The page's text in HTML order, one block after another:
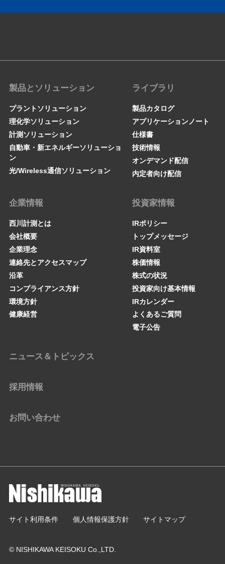
製品とソリューション
プラントソリューション
理化学ソリューション
計測ソリューション
自動車・新エネルギーソリューショ
ン
光/Wireless通信ソリューション
ライブラリ
製品カタログ
アプリケーションノート
仕様書
技術情報
オンデマンド配信
内定者向け配信
企業情報
西川計測とは
会社概要
企業理念
連絡先とアクセスマップ
沿革
コンプライアンス方針
環境方針
健康経営
投資家情報
IRポリシー
トップメッセージ
IR資料室
株価情報
株式の状況
投資家向け基本情報
IRカレンダー
よくあるご質問
電子公告
ニュース＆トピックス
採用情報
お問い合わせ
© NISHIKAWA KEISOKU Co.,LTD.
サイト利用条件 個人情報保護方針 サイトマップ